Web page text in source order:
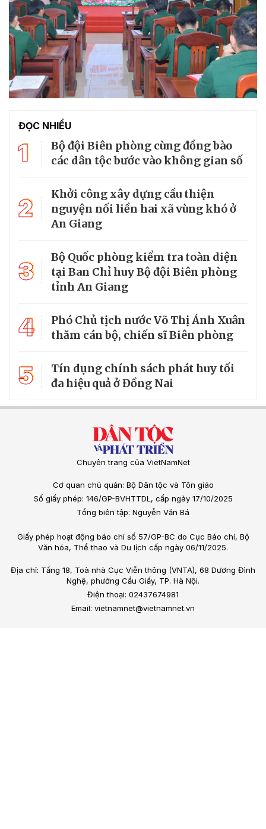
ĐỌC NHIỀU
1
Bộ đội Biên phòng cùng đồng bào
các dân tộc bước vào không gian số
2
Khởi công xây dựng cầu thiện
nguyện nối liền hai xã vùng khó ở
An Giang
3
Bộ Quốc phòng kiểm tra toàn diện
tại Ban Chỉ huy Bộ đội Biên phòng
tỉnh An Giang
4
Phó Chủ tịch nước Võ Thị Ánh Xuân
thăm cán bộ, chiến sĩ Biên phòng
5
Tín dụng chính sách phát huy tối
đa hiệu quả ở Đồng Nai
Chuyên trang của VietNamNet
Cơ quan chủ quản: Bộ Dân tộc và Tôn giáo
Số giấy phép: 146/GP-BVHTTDL, cấp ngày 17/10/2025
Tổng biên tập: Nguyễn Văn Bá
Giấy phép hoạt động báo chí số 57/GP-BC do Cục Báo chí, Bộ
Văn hóa, Thể thao và Du lịch cấp ngày 06/11/2025.
Địa chỉ: Tầng 18, Toà nhà Cục Viễn thông (VNTA), 68 Dương Đình
Nghệ, phường Cầu Giấy, TP. Hà Nội.
Điện thoại: 02437674981
Email: vietnamnet@vietnamnet.vn